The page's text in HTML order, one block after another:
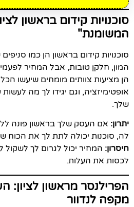
סוכנויות קידום בראשון
המשומנת"
סוכנויות קידום בראשון הן כמו
המון, חלקן טובות, אבל המחיר
הן מציעות צוותים מומחים שיעשו הכל
אופטימיזציה, וגם יגידו לך מה
שלך.
יתרון: אם העסק שלך בראשון פונה
לה, סוכנות יכולה לתת לך את הכוח
חיסרון: המחיר יכול לגרום לך לשקול
לכסות את העלות.
הפרילנסר מראשון לציון:
מקפה לנדוור